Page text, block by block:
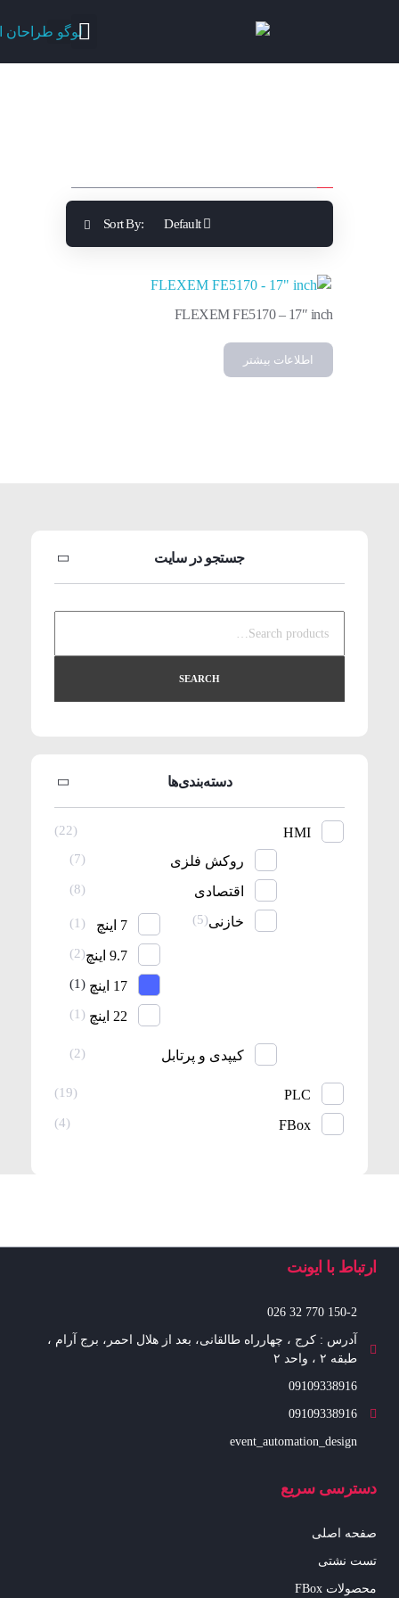
Sort By: Default
FLEXEM FE5170 – 17″ inch
اطلاعات بیشتر
جستجو در سایت
SEARCH
دسته‌بندی‌ها
HMI
(22)
روکش فلزی (7)
اقتصادی (8)
خازنی(5) 7 اینچ (1)
9.7 اینچ (2)
17 اینچ (1)
22 اینچ (1)
کیپدی و پرتابل (2)
PLC
(19)
FBox
(4)
ارتباط با ایونت
150-2 770 32 026
آدرس : کرج ، چهارراه طالقانی، بعد از هلال احمر، برج آرام ،
طبقه ۲ ، واحد ۲
09109338916
09109338916
event_automation_design
دسترسی سریع
صفحه اصلی
تست نشتی
محصولات FBox